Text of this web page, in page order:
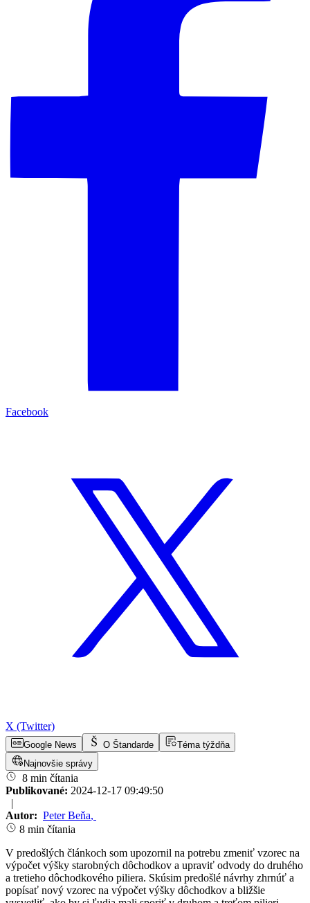
Facebook
X (Twitter)
Google News O Štandarde
Téma týždňa
Najnovšie správy
8 min čítania
Publikované: 2024-12-17 09:49:50
|
Autor: Peter Beňa,
8 min čítania
V predošlých článkoch som upozornil na potrebu zmeniť vzorec na
výpočet výšky starobných dôchodkov a upraviť odvody do druhého
a tretieho dôchodkového piliera. Skúsim predošlé návrhy zhrnúť a
popísať nový vzorec na výpočet výšky dôchodkov a bližšie